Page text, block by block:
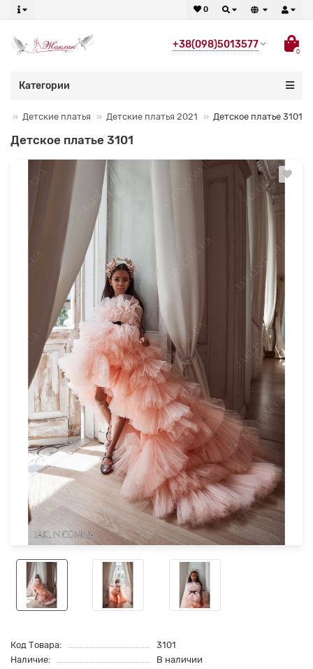
0
+38(098)5013577
0
Категории
Детские платья Детские платья 2021 Детское платье 3101
Детское платье 3101
Код Товара:
3101
Наличие:
В наличии